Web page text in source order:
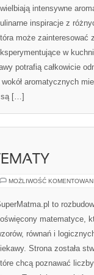
intensywne
inspiracje z
może zainteresować
w
potrafią całkowicie
aromatycznych
są […]
MOŻLIWOŚĆ
to
matematyce,
równań i
Strona została
chcą poznawać